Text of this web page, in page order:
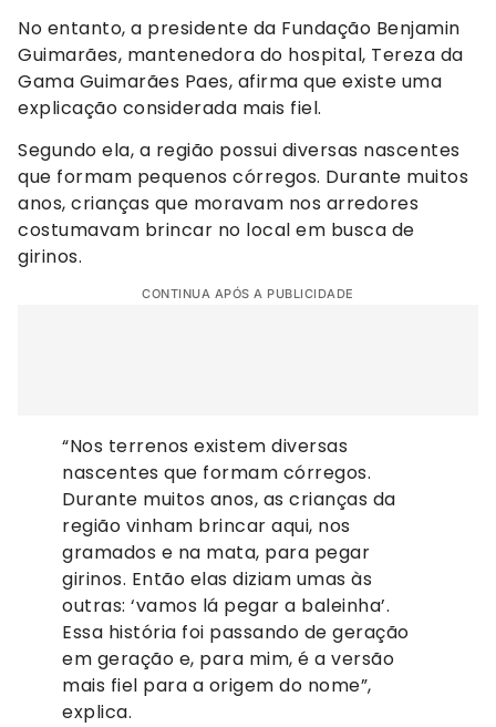
No entanto, a presidente da Fundação Benjamin
Guimarães, mantenedora do hospital, Tereza da
Gama Guimarães Paes, afirma que existe uma
explicação considerada mais fiel.
Segundo ela, a região possui diversas nascentes
que formam pequenos córregos. Durante muitos
anos, crianças que moravam nos arredores
costumavam brincar no local em busca de
girinos.
CONTINUA APÓS A PUBLICIDADE
“Nos terrenos existem diversas
nascentes que formam córregos.
Durante muitos anos, as crianças da
região vinham brincar aqui, nos
gramados e na mata, para pegar
girinos. Então elas diziam umas às
outras: ‘vamos lá pegar a baleinha’.
Essa história foi passando de geração
em geração e, para mim, é a versão
mais fiel para a origem do nome”,
explica.